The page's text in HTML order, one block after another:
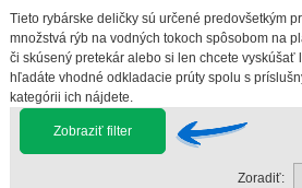
Tieto rybárske deličky sú určené predovšetkým
množstvá rýb na vodných tokoch spôsobom na
či skúsený pretekár alebo si len chcete vyskúšať
hľadáte vhodné odkladacie prúty spolu s
kategórii ich nájdete.
Zobraziť filter
Zoradiť: